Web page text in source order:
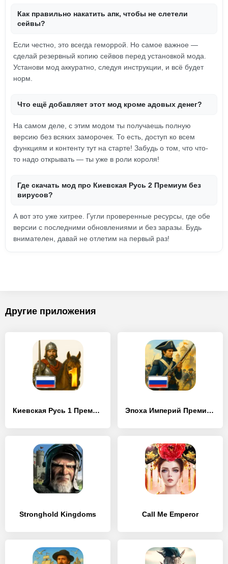
Как правильно накатить апк, чтобы не слетели
сейвы?
Если честно, это всегда геморрой. Но самое важное —
сделай резервный копию сейвов перед установкой мода.
Установи мод аккуратно, следуя инструкции, и всё будет
норм.
Что ещё добавляет этот мод кроме адовых денег?
На самом деле, с этим модом ты получаешь полную
версию без всяких заморочек. То есть, доступ ко всем
функциям и контенту тут на старте! Забудь о том, что что-
то надо открывать — ты уже в роли короля!
Где скачать мод про Киевская Русь 2 Премиум без
вирусов?
А вот это уже хитрее. Гугли проверенные ресурсы, где обе
версии с последними обновлениями и без заразы. Будь
внимателен, давай не отлетим на первый раз!
Другие приложения
Киевская Русь 1 Премиум Эпоха Империй Премиум
Stronghold Kingdoms Call Me Emperor